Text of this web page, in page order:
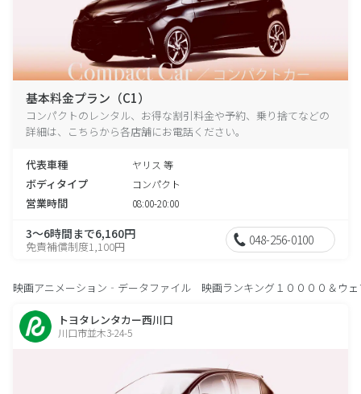
基本料金プラン（C1）
コンパクトのレンタル、お得な割引料金や予約、乗り捨てなどの
詳細は、こちらから各店舗にお電話ください。
代表車種 ヤリス 等
ボディタイプ コンパクト
営業時間 08:00-20:00
3～6時間まで6,160円
免責補償制度1,100円 048-256-0100
映画アニメーション‐データファイル 映画ランキング１００００＆ウェ
トヨタレンタカー西川口
川口市並木3-24-5